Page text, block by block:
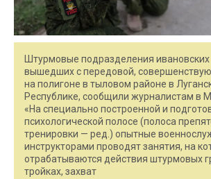
Штурмовые подразделения
вышедших с передовой,
на полигоне в тыловом районе в
Республике, сообщили журналистам в
«На специально построенной и
психологической полосе (полоса
тренировки — ред.) опытные
инструкторами проводят занятия, на
отрабатываются действия штурмовых
тройках, захват